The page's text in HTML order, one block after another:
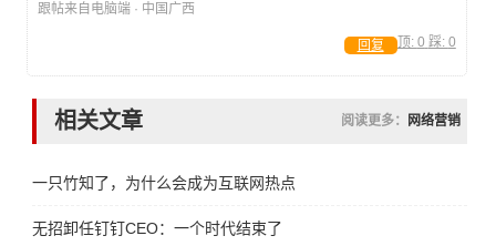
跟帖来自电脑端 · 中国广西
顶: 0 踩: 0
回复
相关文章 阅读更多： 网络营销
一只竹知了，为什么会成为互联网热点
无招卸任钉钉CEO：一个时代结束了